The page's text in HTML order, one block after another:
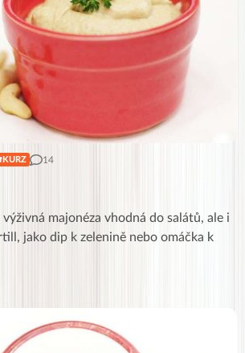
KURZ 14
výživná majonéza vhodná do salátů, ale i
jako dip k zelenině nebo omáčka k